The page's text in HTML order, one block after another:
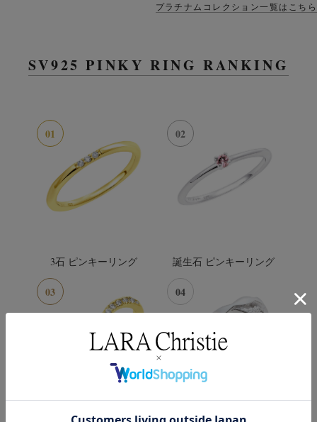
プラチナムコレクション一覧はこちら
SV925 PINKY RING RANKING
01
3石 ピンキーリング
02
誕生石 ピンキーリング
03 04